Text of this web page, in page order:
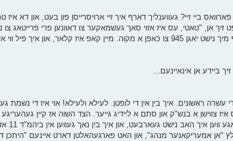
ביי זיי? געווענליך דארף איך זיי ארויסרייסן פון בעט, און דא איז
זיך אן, "טאטי, עס איז אזוי סאך געשמאקער צו דאוונען פרי פרייטאג
פיל ווי א מענטש, איך בין אויסגערוהט, איך קען גיין מעביר סדרה זיין רואיג. איך דארף מיך נישט יאגן 945 צו כאפן א מקוה. מיין קאפ איז קלאר,
ביידע אן אינאיינעם...
מאך מיינע טריט צום ביהמ"ד. ברכות איז 945, איך בין פון די עשרה ראשונים. איך בין אין די לופטן. לעילא ולעילא! אוי איז
צווישן א בנש"ק און סתם א ליידיג גייער. הצד השוה אז קיין
ער נישט, אבער
"אן אמעריקאנער מנהג", און האט פארגעהאלטן דארט איינעם "היתכן